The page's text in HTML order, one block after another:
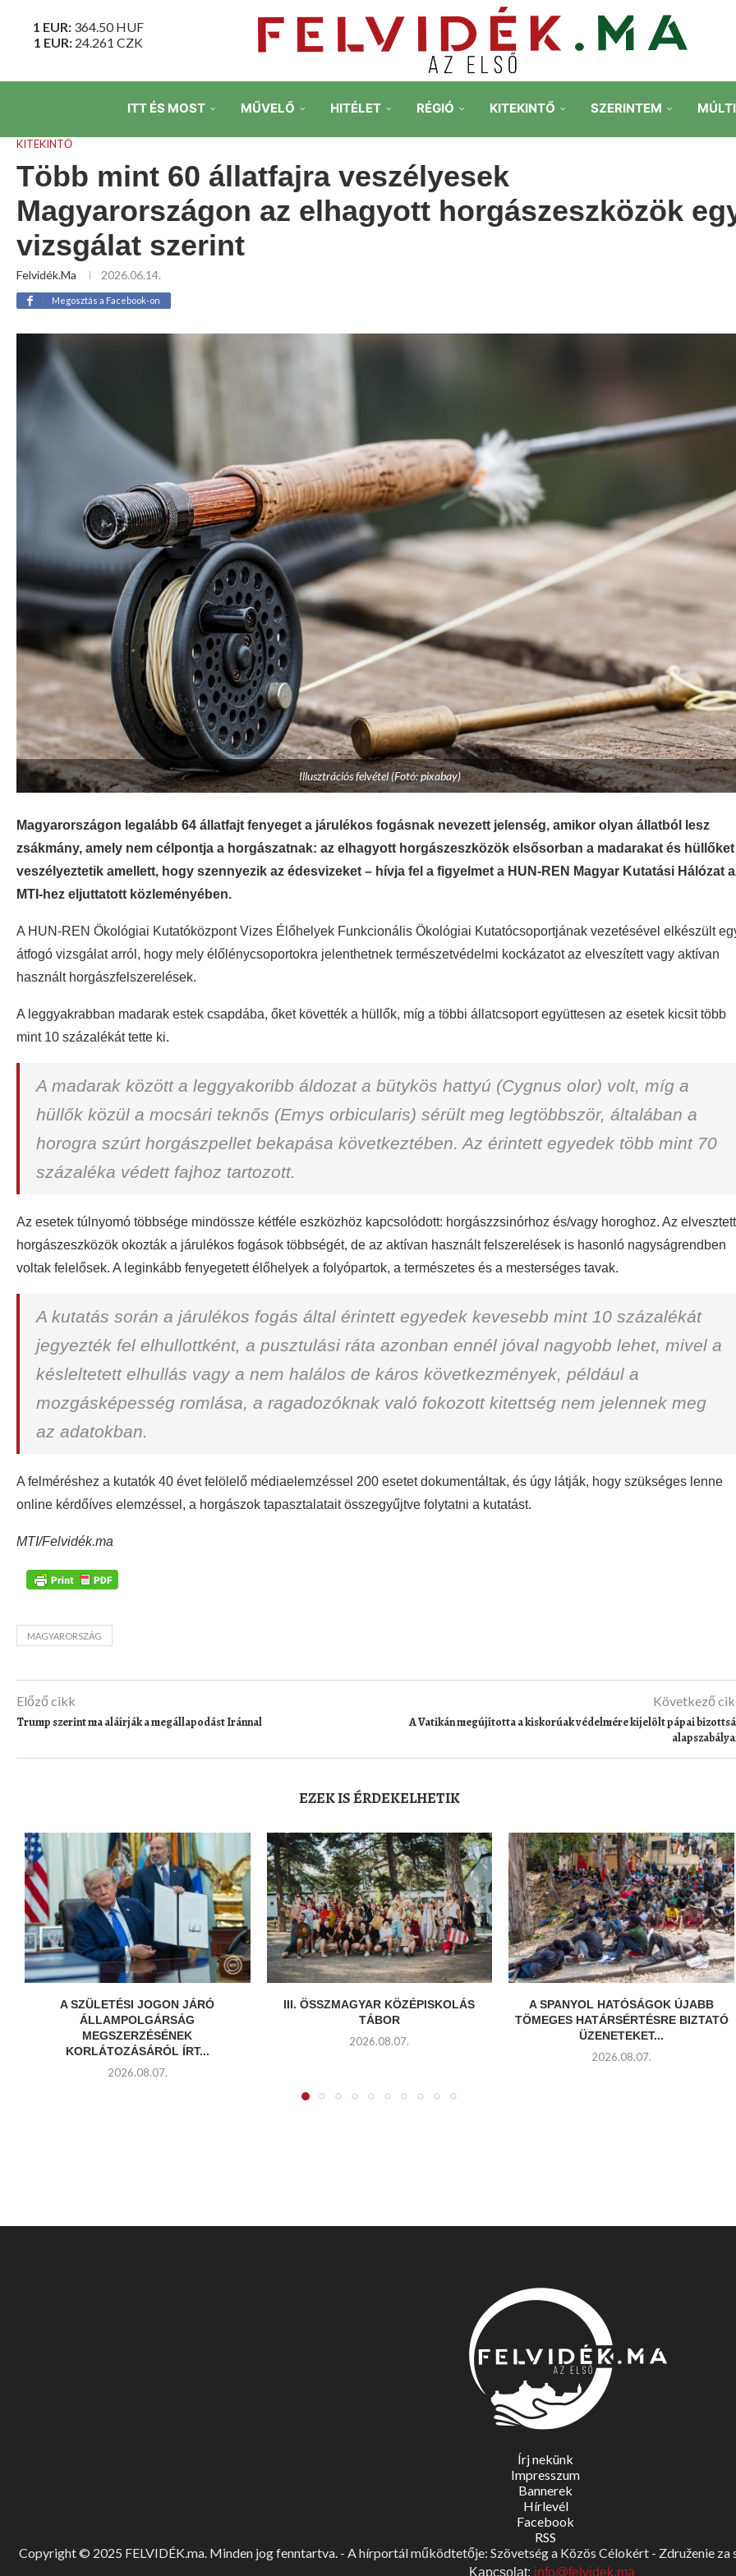
1 EUR: 364.50HUF
1 EUR: 24.261 CZK
ITT ÉS MOST MŰVELŐ HITÉLET RÉGIÓ KITEKINTŐ SZERINTEM
KITEKINTŐ
Több mint 60 állatfajra veszélyesek
Magyarországon az elhagyott horgászeszközök
vizsgálat szerint
Felvidék.ma 2026.06.14.
Megosztás a Facebook-on
Illusztrációs felvétel (Fotó: pixabay)
Magyarországon legalább 64 állatfajt fenyeget a járulékos fogásnak nevezett jelenség, amikor olyan állatból lesz
zsákmány, amely nem célpontja a horgászatnak: az elhagyott horgászeszközök elsősorban a madarakat és hüllőket
veszélyeztetik amellett, hogy szennyezik az édesvizeket – hívja fel a figyelmet a HUN-REN Magyar Kutatási Hálózat
MTI-hez eljuttatott közleményében.
A HUN-REN Ökológiai Kutatóközpont Vizes Élőhelyek Funkcionális Ökológiai Kutatócsoportjának vezetésével elkészült
átfogó vizsgálat arról, hogy mely élőlénycsoportokra jelenthetnek természetvédelmi kockázatot az elveszített vagy aktívan
használt horgászfelszerelések.
A leggyakrabban madarak estek csapdába, őket követték a hüllők, míg a többi állatcsoport együttesen az esetek kicsit több
mint 10 százalékát tette ki.
A madarak között a leggyakoribb áldozat a bütykös hattyú (Cygnus olor) volt, míg a
hüllők közül a mocsári teknős (Emys orbicularis) sérült meg legtöbbször, általában a
horogra szúrt horgászpellet bekapása következtében. Az érintett egyedek több mint 70
százaléka védett fajhoz tartozott.
Az esetek túlnyomó többsége mindössze kétféle eszközhöz kapcsolódott: horgászzsinórhoz és/vagy horoghoz. Az elvesztett
horgászeszközök okozták a járulékos fogások többségét, de az aktívan használt felszerelések is hasonló nagyságrendben
voltak felelősek. A leginkább fenyegetett élőhelyek a folyópartok, a természetes és a mesterséges tavak.
A kutatás során a járulékos fogás által érintett egyedek kevesebb mint 10 százalékát
jegyezték fel elhullottként, a pusztulási ráta azonban ennél jóval nagyobb lehet, mivel a
késleltetett elhullás vagy a nem halálos de káros következmények, például a
mozgásképesség romlása, a ragadozóknak való fokozott kitettség nem jelennek meg
az adatokban.
A felméréshez a kutatók 40 évet felölelő médiaelemzéssel 200 esetet dokumentáltak, és úgy látják, hogy szükséges lenne
online kérdőíves elemzéssel, a horgászok tapasztalatait összegyűjtve folytatni a kutatást.
MTI/Felvidék.ma
MAGYARORSZÁG
Előző cikk
Trump szerint ma aláírják a megállapodást Iránnal
Következő
A Vatikán megújította a kiskorúak védelmére kijelölt pápai
EZEK IS ÉRDEKELHETIK
A SZÜLETÉSI JOGON JÁRÓ
ÁLLAMPOLGÁRSÁG
MEGSZERZÉSÉNEK
KORLÁTOZÁSÁRÓL ÍRT...
2026.08.07.
III. ÖSSZMAGYAR KÖZÉPISKOLÁS
TÁBOR
2026.08.07.
A SPANYOL HATÓSÁGOK ÚJABB
TÖMEGES HATÁRSÉRTÉSRE BIZTATÓ
ÜZENETEKET...
2026.08.07.
Írj nekünk
Impresszum
Bannerek
Hírlevél
Facebook
RSS
Copyright © 2025 FELVIDÉK.ma. Minden jog fenntartva. - A hírportál működtetője: Szövetség a Közös Célokért - Združenie za
Kapcsolat: info@felvidek.ma